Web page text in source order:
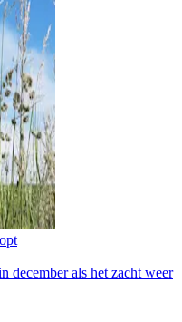
december als het zacht weer